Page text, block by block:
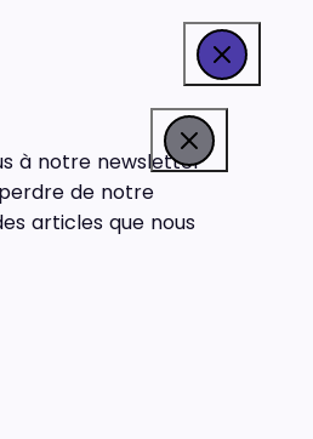
à notre newsletter
de notre
articles que nous